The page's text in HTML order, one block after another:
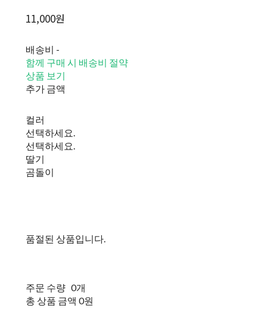
11,000원
배송비 -
함께 구매 시 배송비 절약
상품 보기
추가 금액
컬러
선택하세요.
선택하세요.
딸기
곰돌이
품절된 상품입니다.
주문 수량 0개
총 상품 금액 0원